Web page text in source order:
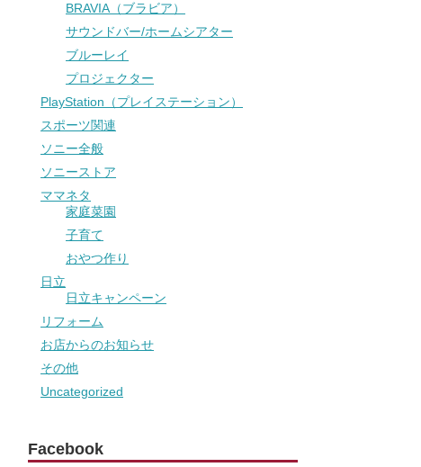
BRAVIA（ブラビア）
サウンドバー/ホームシアター
ブルーレイ
プロジェクター
PlayStation（プレイステーション）
スポーツ関連
ソニー全般
ソニーストア
ママネタ
家庭菜園
子育て
おやつ作り
日立
日立キャンペーン
リフォーム
お店からのお知らせ
その他
Uncategorized
Facebook